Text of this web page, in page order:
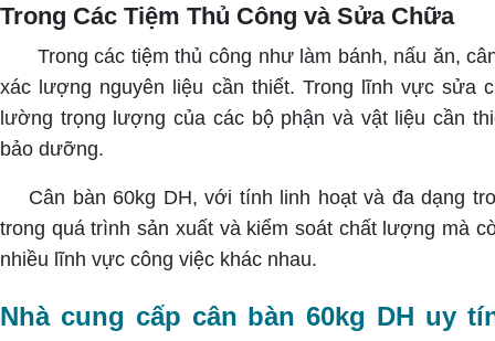
Trong Các Tiệm Thủ Công và Sửa Chữa
Trong các tiệm thủ công như làm bánh, nấu ăn,
xác lượng nguyên liệu cần thiết. Trong lĩnh vực sửa
lường trọng lượng của các bộ phận và vật liệu cần
bảo dưỡng.
Cân bàn 60kg DH, với tính linh hoạt và đa dạng
trong quá trình sản xuất và kiểm soát chất lượng mà
nhiều lĩnh vực công việc khác nhau.
Nhà cung cấp cân bàn 60kg DH uy